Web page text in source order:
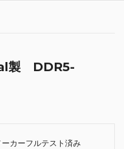
製 DDR5-
カーフルテスト済み